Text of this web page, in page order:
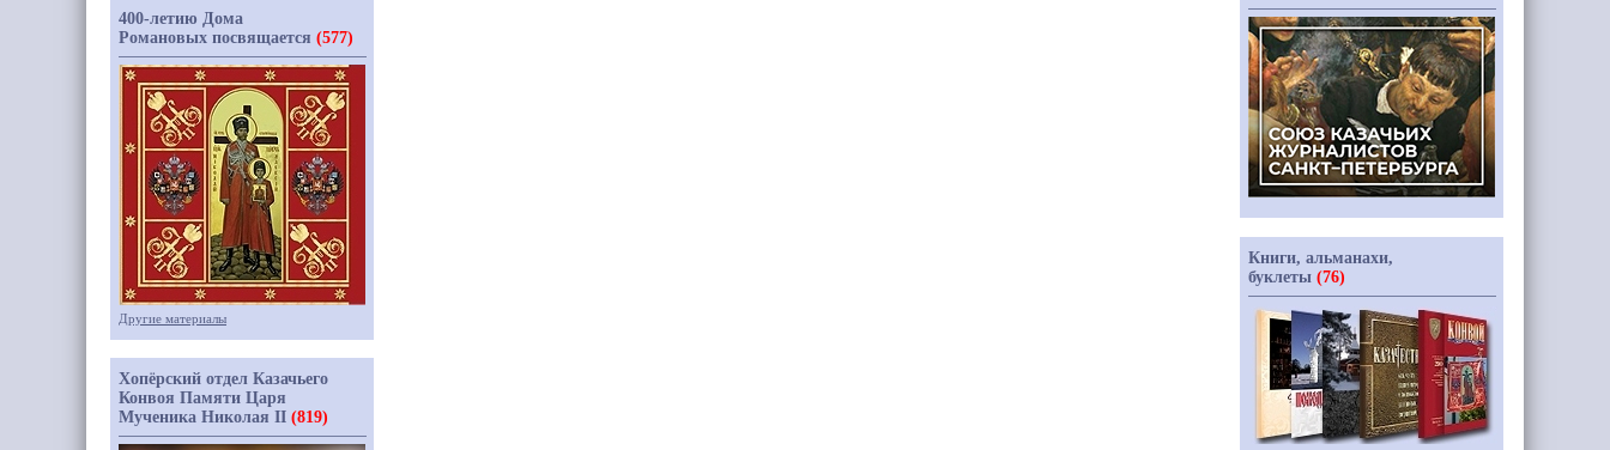
400-летию Дома
Романовых посвящается (577)
Другие материалы
Хопёрский отдел Казачьего
Конвоя Памяти Царя
Мученика Николая II (819)
Книги, альманахи,
буклеты (76)